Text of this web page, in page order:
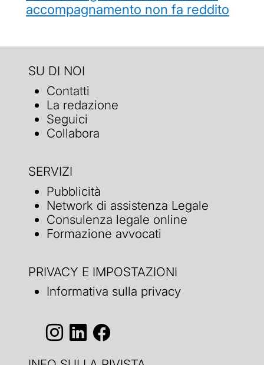
accompagnamento non fa reddito
SU DI NOI
Contatti
La redazione
Seguici
Collabora
SERVIZI
Pubblicità
Network di assistenza Legale
Consulenza legale online
Formazione avvocati
PRIVACY E IMPOSTAZIONI
Informativa sulla privacy